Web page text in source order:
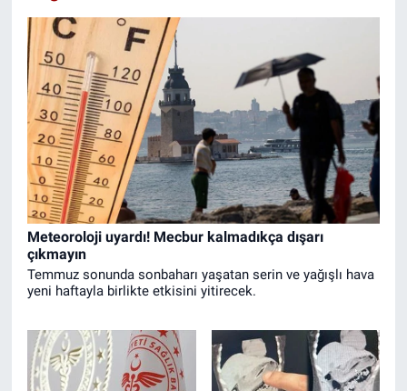
Meteoroloji uyardı! Mecbur kalmadıkça dışarı
çıkmayın
Temmuz sonunda sonbaharı yaşatan serin ve yağışlı hava
yeni haftayla birlikte etkisini yitirecek.